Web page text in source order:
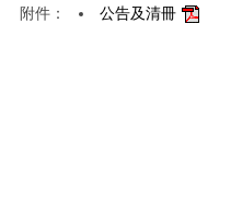
附件：
公告及清冊